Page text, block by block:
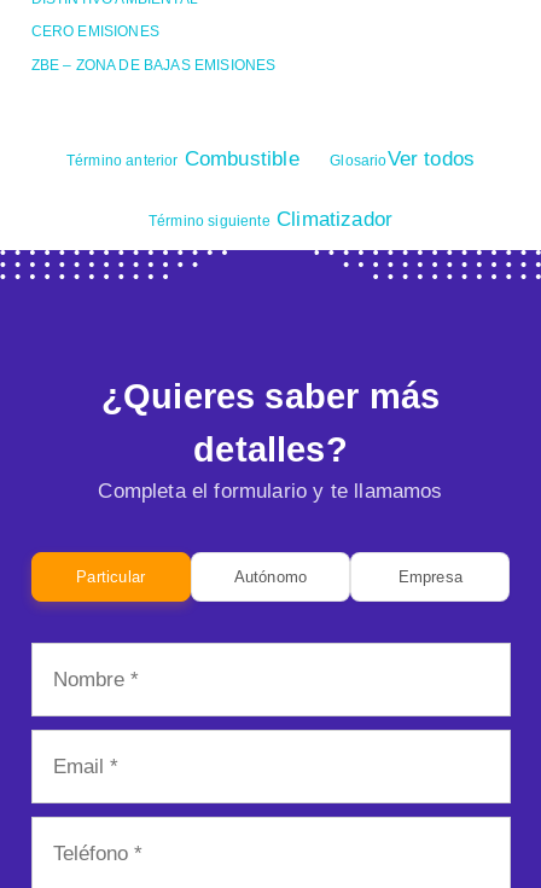
CERO EMISIONES
ZBE – ZONA DE BAJAS EMISIONES
Término anterior Combustible GlosarioVer todos
Término siguiente Climatizador
¿Quieres saber más
detalles?
Completa el formulario y te llamamos
Particular Autónomo Empresa